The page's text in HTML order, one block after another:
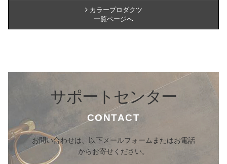
カラープロダクツ
一覧ページへ
サポートセンター
CONTACT
お問い合わせは、以下メールフォームまたはお電話
からお寄せください。